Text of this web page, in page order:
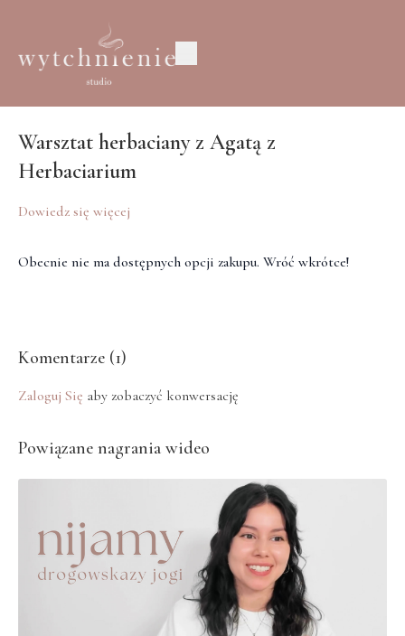
Warsztat herbaciany z Agatą z
Herbaciarium
Dowiedz się więcej
Obecnie nie ma dostępnych opcji zakupu. Wróć wkrótce!
Komentarze (1)
Zaloguj Się aby zobaczyć konwersację
Powiązane nagrania wideo